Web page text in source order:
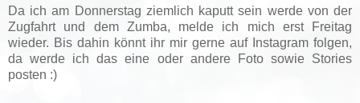
Da ich am Donnerstag ziemlich kaputt sein werde von der
Zugfahrt und dem Zumba, melde ich mich erst Freitag
wieder. Bis dahin könnt ihr mir gerne auf Instagram folgen,
da werde ich das eine oder andere Foto sowie Stories
posten :)